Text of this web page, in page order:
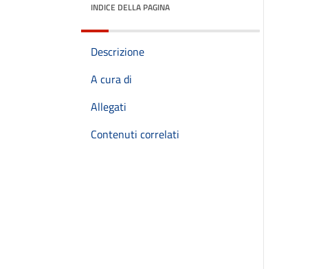
INDICE DELLA PAGINA
Descrizione
A cura di
Allegati
Contenuti correlati